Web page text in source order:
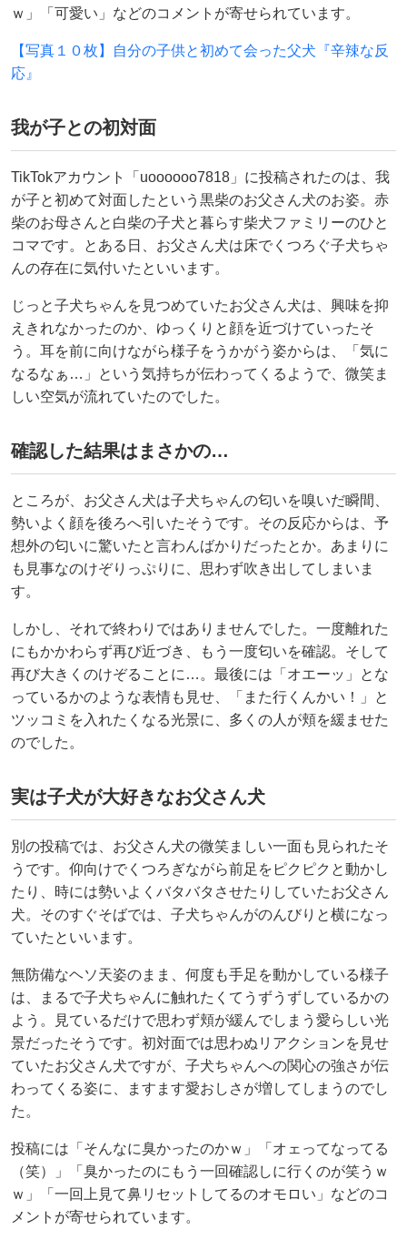
ｗ」「可愛い」などのコメントが寄せられています。
【写真１０枚】自分の子供と初めて会った父犬『辛辣な反
応』
我が子との初対面
TikTokアカウント「uoooooo7818」に投稿されたのは、我
が子と初めて対面したという黒柴のお父さん犬のお姿。赤
柴のお母さんと白柴の子犬と暮らす柴犬ファミリーのひと
コマです。とある日、お父さん犬は床でくつろぐ子犬ちゃ
んの存在に気付いたといいます。
じっと子犬ちゃんを見つめていたお父さん犬は、興味を抑
えきれなかったのか、ゆっくりと顔を近づけていったそ
う。耳を前に向けながら様子をうかがう姿からは、「気に
なるなぁ…」という気持ちが伝わってくるようで、微笑ま
しい空気が流れていたのでした。
確認した結果はまさかの…
ところが、お父さん犬は子犬ちゃんの匂いを嗅いだ瞬間、
勢いよく顔を後ろへ引いたそうです。その反応からは、予
想外の匂いに驚いたと言わんばかりだったとか。あまりに
も見事なのけぞりっぷりに、思わず吹き出してしまいま
す。
しかし、それで終わりではありませんでした。一度離れた
にもかかわらず再び近づき、もう一度匂いを確認。そして
再び大きくのけぞることに…。最後には「オエーッ」とな
っているかのような表情も見せ、「また行くんかい！」と
ツッコミを入れたくなる光景に、多くの人が頬を緩ませた
のでした。
実は子犬が大好きなお父さん犬
別の投稿では、お父さん犬の微笑ましい一面も見られたそ
うです。仰向けでくつろぎながら前足をピクピクと動かし
たり、時には勢いよくバタバタさせたりしていたお父さん
犬。そのすぐそばでは、子犬ちゃんがのんびりと横になっ
ていたといいます。
無防備なヘソ天姿のまま、何度も手足を動かしている様子
は、まるで子犬ちゃんに触れたくてうずうずしているかの
よう。見ているだけで思わず頬が緩んでしまう愛らしい光
景だったそうです。初対面では思わぬリアクションを見せ
ていたお父さん犬ですが、子犬ちゃんへの関心の強さが伝
わってくる姿に、ますます愛おしさが増してしまうのでし
た。
投稿には「そんなに臭かったのかｗ」「オェってなってる
（笑）」「臭かったのにもう一回確認しに行くのが笑うｗ
ｗ」「一回上見て鼻リセットしてるのオモロい」などのコ
メントが寄せられています。